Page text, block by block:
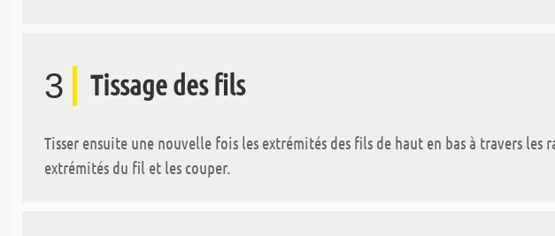
3 Tissage des fils
Tisser ensuite une nouvelle fois les extrémités des fils de haut en bas à travers
extrémités du fil et les couper.